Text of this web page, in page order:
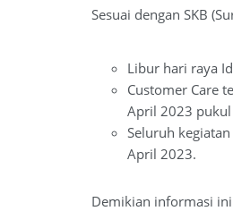
Sesuai dengan SKB
Libur hari raya
Customer Care
April 2023
Seluruh
April 2023.
Demikian informasi